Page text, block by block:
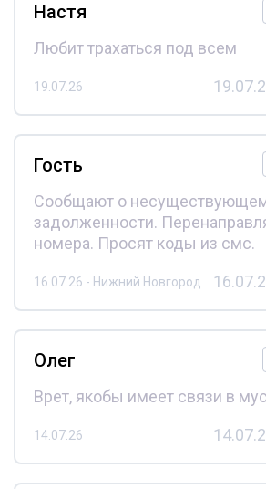
Настя
Любит трахаться под всем
19.07.26
Гость
Сообщают о
задолженности.
номера. Просят коды из смс.
16.07.26 - Нижний Новгород
Олег
Врет, якобы имеет связи в
14.07.26